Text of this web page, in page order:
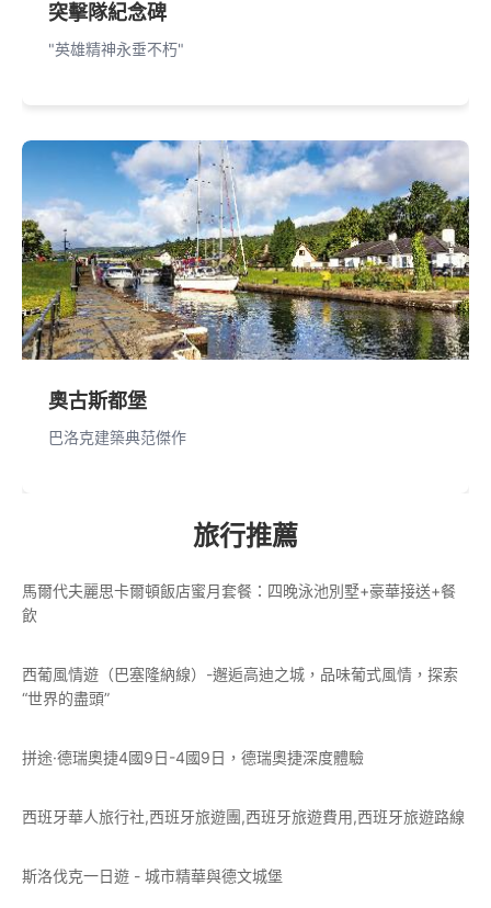
突擊隊紀念碑
"英雄精神永垂不朽"
奧古斯都堡
巴洛克建築典范傑作
旅行推薦
馬爾代夫麗思卡爾頓飯店蜜月套餐：四晚泳池別墅+豪華接送+餐
飲
西葡風情遊（巴塞隆納線）-邂逅高迪之城，品味葡式風情，探索
“世界的盡頭”
拼途·德瑞奧捷4國9日-4國9日，德瑞奧捷深度體驗
西班牙華人旅行社,西班牙旅遊團,西班牙旅遊費用,西班牙旅遊路線
斯洛伐克一日遊 - 城市精華與德文城堡